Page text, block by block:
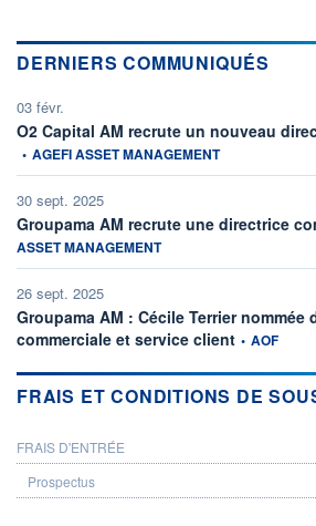
DERNIERS COMMUNIQUÉS
03 févr.
O2 Capital AM recrute un nouveau
• AGEFI ASSET MANAGEMENT
30 sept. 2025
Groupama AM recrute une directrice
ASSET MANAGEMENT
26 sept. 2025
Groupama AM : Cécile Terrier nommée
commerciale et service clientinformation
• AOF
FRAIS ET CONDITIONS DE
PROSPECTUS
FRAIS D'ENTRÉE